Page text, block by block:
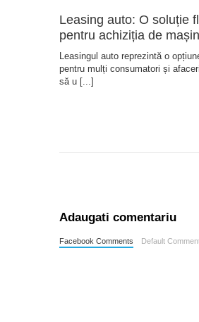
Leasing auto: O soluție
pentru achiziția de
Leasingul auto reprezintă o
pentru mulți consumatori și
să u [...]
Adaugati comentariu
Facebook Comments Default